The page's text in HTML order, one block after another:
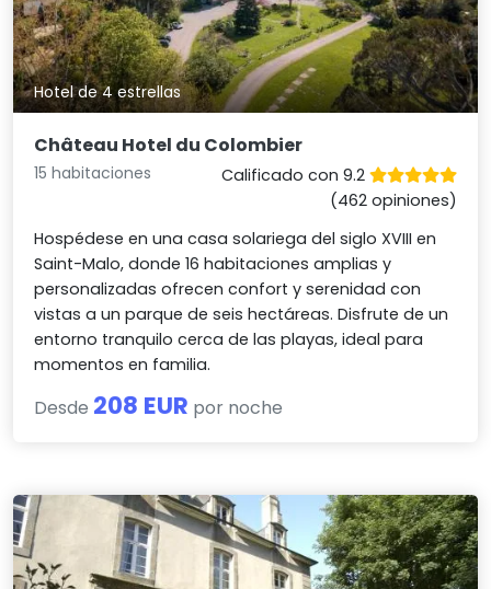
Hotel de 4 estrellas
Château Hotel du Colombier
15 habitaciones
Calificado con 9.2
(462 opiniones)
Hospédese en una casa solariega del siglo XVIII en
Saint-Malo, donde 16 habitaciones amplias y
personalizadas ofrecen confort y serenidad con
vistas a un parque de seis hectáreas. Disfrute de un
entorno tranquilo cerca de las playas, ideal para
momentos en familia.
Desde 208 EUR por noche